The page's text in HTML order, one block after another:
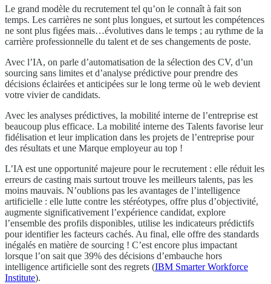
Le grand modèle du recrutement tel qu’on le connaît à fait son
temps. Les carrières ne sont plus longues, et surtout les compétences
ne sont plus figées mais…évolutives dans le temps ; au rythme de la
carrière professionnelle du talent et de ses changements de poste.
Avec l’IA, on parle d’automatisation de la sélection des CV, d’un
sourcing sans limites et d’analyse prédictive pour prendre des
décisions éclairées et anticipées sur le long terme où le web devient
votre vivier de candidats.
Avec les analyses prédictives, la mobilité interne de l’entreprise est
beaucoup plus efficace. La mobilité interne des Talents favorise leur
fidélisation et leur implication dans les projets de l’entreprise pour
des résultats et une Marque employeur au top !
L’IA est une opportunité majeure pour le recrutement : elle réduit les
erreurs de casting mais surtout trouve les meilleurs talents, pas les
moins mauvais. N’oublions pas les avantages de l’intelligence
artificielle : elle lutte contre les stéréotypes, offre plus d’objectivité,
augmente significativement l’expérience candidat, explore
l’ensemble des profils disponibles, utilise les indicateurs prédictifs
pour identifier les facteurs cachés. Au final, elle offre des standards
inégalés en matière de sourcing ! C’est encore plus impactant
lorsque l’on sait que 39% des décisions d’embauche hors
intelligence artificielle sont des regrets (IBM Smarter Workforce
Institute).